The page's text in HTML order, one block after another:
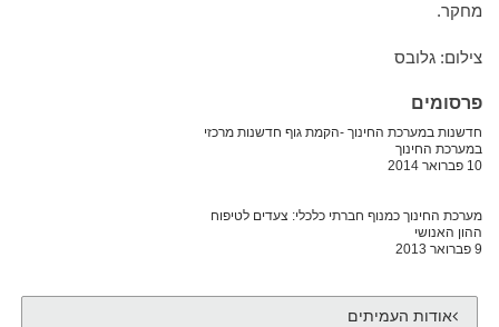
מחקר.
צילום: גלובס
פרסומים
חדשנות במערכת החינוך -הקמת גוף חדשנות מרכזי
במערכת החינוך
10 פברואר 2014
מערכת החינוך כמנוף חברתי כלכלי: צעדים לטיפוח
ההון האנושי
9 פברואר 2013
אודות העמיתים